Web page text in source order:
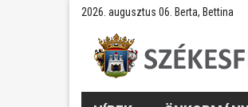
2026. augusztus 06. Berta, Bettina